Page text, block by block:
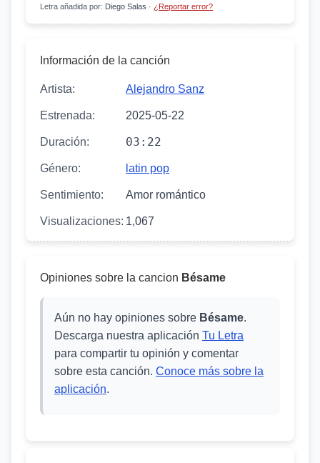
Letra añadida por: Diego Salas · ¿Reportar error?
Información de la canción
Artista: Alejandro Sanz
Estrenada: 2025-05-22
Duración: 03:22
Género: latin pop
Sentimiento: Amor romántico
Visualizaciones: 1,067
Opiniones sobre la cancion Bésame
Aún no hay opiniones sobre Bésame.
Descarga nuestra aplicación Tu Letra
para compartir tu opinión y comentar
sobre esta canción. Conoce más sobre la
aplicación.